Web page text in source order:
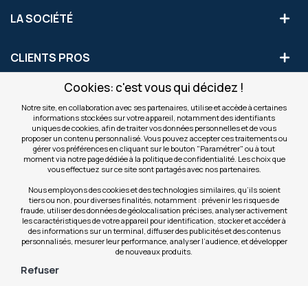
Cookies: c'est vous qui décidez !
Notre site, en collaboration avec ses partenaires, utilise et accède à certaines
informations stockées sur votre appareil, notamment des identifiants
uniques de cookies, afin de traiter vos données personnelles et de vous
proposer un contenu personnalisé. Vous pouvez accepter ces traitements ou
gérer vos préférences en cliquant sur le bouton "Paramétrer" ou à tout
moment via notre page dédiée à la politique de confidentialité. Les choix que
vous effectuez sur ce site sont partagés avec nos partenaires.
Nous employons des cookies et des technologies similaires, qu’ils soient
tiers ou non, pour diverses finalités, notamment : prévenir les risques de
fraude, utiliser des données de géolocalisation précises, analyser activement
les caractéristiques de votre appareil pour identification, stocker et accéder à
des informations sur un terminal, diffuser des publicités et des contenus
personnalisés, mesurer leur performance, analyser l’audience, et développer
de nouveaux produits.
Refuser
LA SOCIÉTÉ
CLIENTS PROS
S'INSCRIRE AUX OFFRES COMMERCIALES
Inscription
notre
newsletter
Valider
NOS SITES